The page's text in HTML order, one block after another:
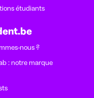
étudiants
nous ?
: notre marque